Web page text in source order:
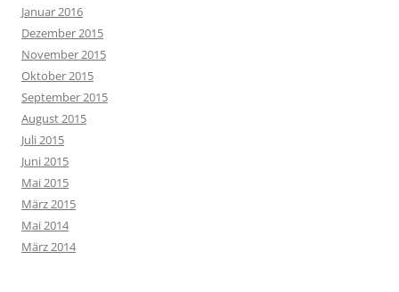
Januar 2016
Dezember 2015
November 2015
Oktober 2015
September 2015
August 2015
Juli 2015
Juni 2015
Mai 2015
März 2015
Mai 2014
März 2014